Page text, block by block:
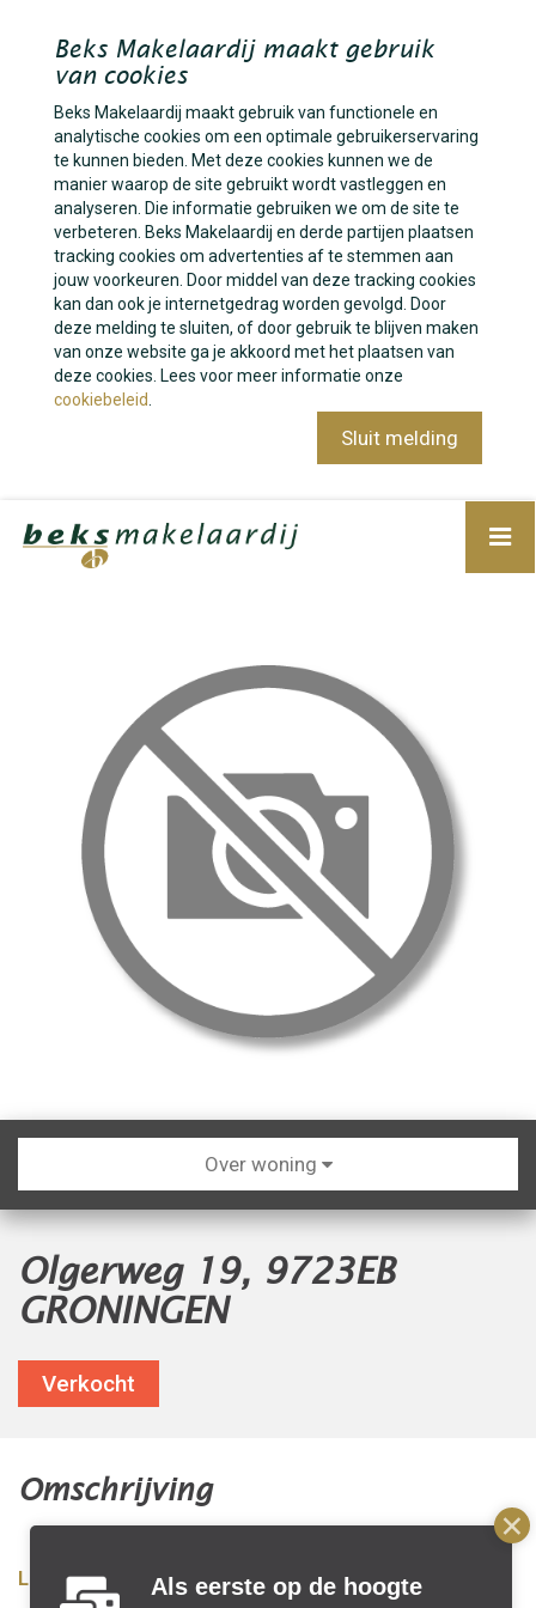
Beks Makelaardij maakt gebruik
van cookies
Beks Makelaardij maakt gebruik van functionele en
analytische cookies om een optimale gebruikerservaring
te kunnen bieden. Met deze cookies kunnen we de
manier waarop de site gebruikt wordt vastleggen en
analyseren. Die informatie gebruiken we om de site te
verbeteren. Beks Makelaardij en derde partijen plaatsen
tracking cookies om advertenties af te stemmen aan
jouw voorkeuren. Door middel van deze tracking cookies
kan dan ook je internetgedrag worden gevolgd. Door
deze melding te sluiten, of door gebruik te blijven maken
van onze website ga je akkoord met het plaatsen van
deze cookies. Lees voor meer informatie onze
cookiebeleid
Sluit melding
Over woning
Olgerweg 19, 9723EB
GRONINGEN
Verkocht
Omschrijving
Lees meer... Als eerste op de hoogte